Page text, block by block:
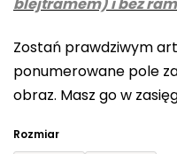
blejtramem) i bez
Zostań prawdziwym
ponumerowane pole
obraz. Masz go w
Rozmiar
wynosi
na
5
gwiazdek.